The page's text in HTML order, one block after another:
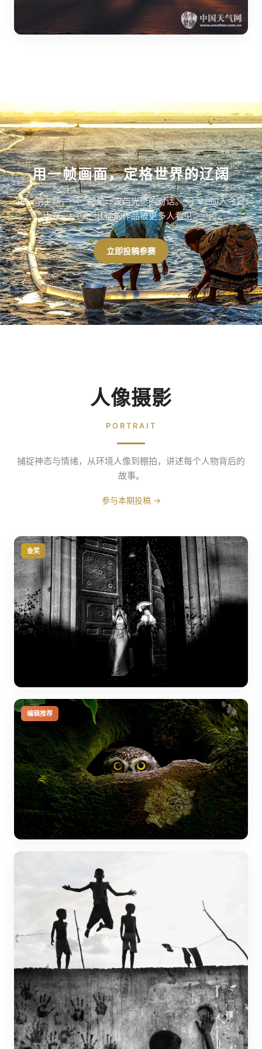
用一帧画面，定格世界的辽阔
每一期主题，都是一次与光影的对话。加入今日
大赛，让你的作品被更多人看见。
立即投稿参赛
人像摄影
PORTRAIT
捕捉神态与情绪，从环境人像到棚拍，讲述每个人物背后的
故事。
参与本期投稿 →
金奖
编辑推荐